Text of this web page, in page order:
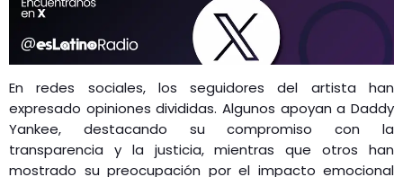
En redes sociales, los seguidores del artista han
expresado opiniones divididas. Algunos apoyan a Daddy
Yankee, destacando su compromiso con la
transparencia y la justicia, mientras que otros han
mostrado su preocupación por el impacto emocional